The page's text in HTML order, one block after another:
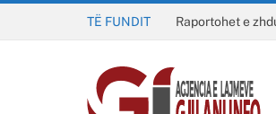
TË FUNDIT Raportohet e